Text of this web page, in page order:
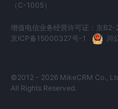
（C-1005）
增值电信业务经营许可证：京
京ICP备15000327号-1
川
©2012 - 2026 MikeCRM Co.,
All Rights Reserved.